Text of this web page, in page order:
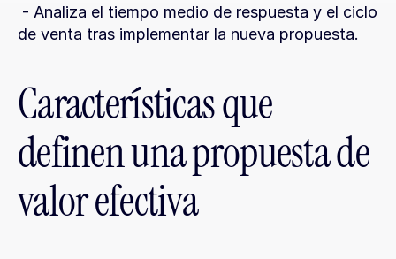
de venta tras implementar la nueva propuesta.
Características que
definen una propuesta de
valor efectiva